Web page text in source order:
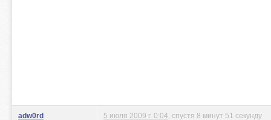
adw0rd 5 июля 2009 г. 0:04 , спустя 8 минут 51 секунду